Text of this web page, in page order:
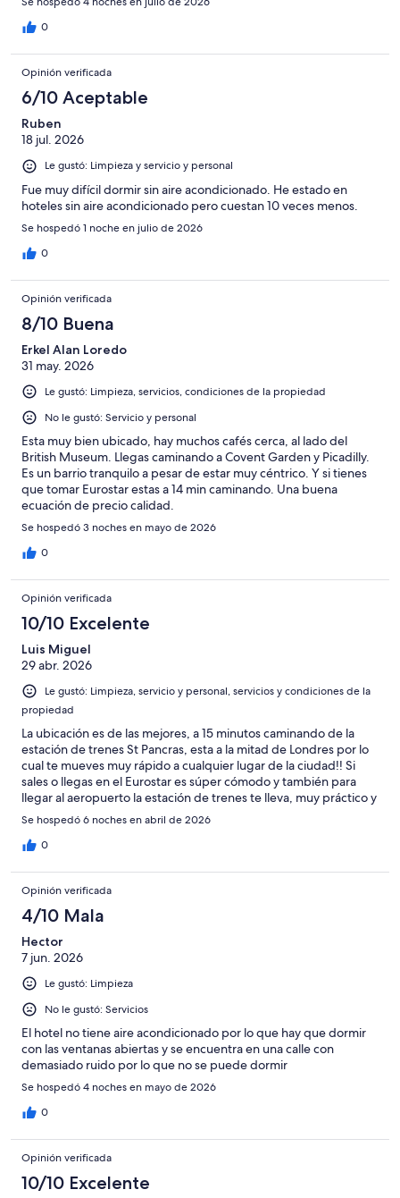
0
Opinión verificada
6/10 Aceptable
Ruben
18 jul. 2026
Le gustó: Limpieza y servicio y personal
Fue muy difícil dormir sin aire acondicionado. He estado en
hoteles sin aire acondicionado pero cuestan 10 veces menos.
Se hospedó 1 noche en julio de 2026
0
Opinión verificada
8/10 Buena
Erkel Alan Loredo
31 may. 2026
Le gustó: Limpieza, servicios, condiciones de la propiedad
No le gustó: Servicio y personal
Esta muy bien ubicado, hay muchos cafés cerca, al lado del
British Museum. Llegas caminando a Covent Garden y Picadilly.
Es un barrio tranquilo a pesar de estar muy céntrico. Y si tienes
que tomar Eurostar estas a 14 min caminando. Una buena
ecuación de precio calidad.
Se hospedó 3 noches en mayo de 2026
0
Opinión verificada
10/10 Excelente
Luis Miguel
29 abr. 2026
Le gustó: Limpieza, servicio y personal, servicios y condiciones de la
propiedad
La ubicación es de las mejores, a 15 minutos caminando de la
estación de trenes St Pancras, esta a la mitad de Londres por lo
cual te mueves muy rápido a cualquier lugar de la ciudad!! Si
sales o llegas en el Eurostar es súper cómodo y también para
llegar al aeropuerto la estación de trenes te lleva, muy práctico y
cercano al Hotel.
Se hospedó 6 noches en abril de 2026
0
Opinión verificada
4/10 Mala
Hector
7 jun. 2026
Le gustó: Limpieza
No le gustó: Servicios
El hotel no tiene aire acondicionado por lo que hay que dormir
con las ventanas abiertas y se encuentra en una calle con
demasiado ruido por lo que no se puede dormir
Se hospedó 4 noches en mayo de 2026
0
Opinión verificada
10/10 Excelente